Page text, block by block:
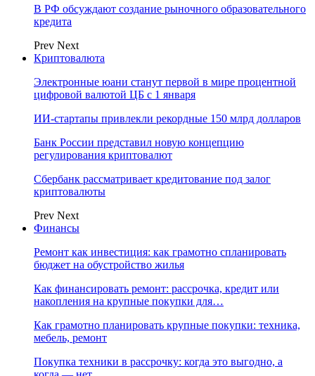
В РФ обсуждают создание рыночного образовательного
кредита
Prev Next
Криптовалюта
Электронные юани станут первой в мире процентной
цифровой валютой ЦБ с 1 января
ИИ-стартапы привлекли рекордные 150 млрд долларов
Банк России представил новую концепцию
регулирования криптовалют
Сбербанк рассматривает кредитование под залог
криптовалюты
Prev Next
Финансы
Ремонт как инвестиция: как грамотно спланировать
бюджет на обустройство жилья
Как финансировать ремонт: рассрочка, кредит или
накопления на крупные покупки для…
Как грамотно планировать крупные покупки: техника,
мебель, ремонт
Покупка техники в рассрочку: когда это выгодно, а